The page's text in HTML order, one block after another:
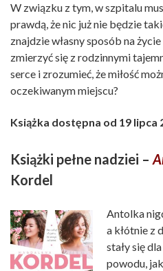
W związku z tym, w szpitalu
prawdą, że nic już nie będzie
znajdzie własny sposób na
zmierzyć się z rodzinnymi
serce i zrozumieć, że miłość
oczekiwanym miejscu?
Książka dostępna od 19 lipca
Książki pełne nadziei –
Kordel
Antolka
a kłótnie z
stały się
powodu,